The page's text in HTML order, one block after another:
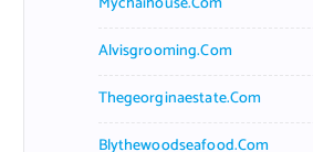
Alvisgrooming.com
Thegeorginaestate.com
Blythewoodseafood.com